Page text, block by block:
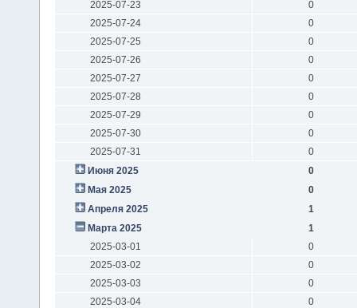
2025-07-23
0
2025-07-24
0
2025-07-25
0
2025-07-26
0
2025-07-27
0
2025-07-28
0
2025-07-29
0
2025-07-30
0
2025-07-31
0
Июня 2025
0
Мая 2025
0
Апреля 2025
1
Марта 2025
1
2025-03-01
0
2025-03-02
0
2025-03-03
0
2025-03-04
0